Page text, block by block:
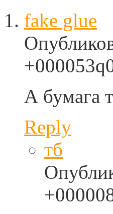
fake glue
А бумага
Reply
тб